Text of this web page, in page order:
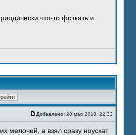
что-то фоткать и
Добавлено: 20 мар 2018, 22:32
мелочей, а взял сразу ноускат